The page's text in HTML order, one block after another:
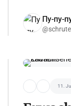
Пу-пу-
@schrute
11.